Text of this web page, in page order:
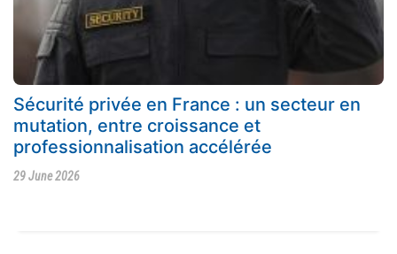
Sécurité privée en France : un secteur en
mutation, entre croissance et
professionnalisation accélérée
29 June 2026